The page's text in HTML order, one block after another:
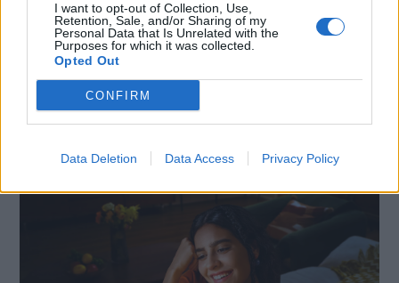
I want to opt-out of Collection, Use,
Retention, Sale, and/or Sharing of my
Personal Data that Is Unrelated with the
Purposes for which it was collected.
Opted Out
CONFIRM
Data Deletion Data Access Privacy Policy
SMARTPHONE E NON SOLO: TECNOGAZZETTA
XIAOMI PRESENTA I NUOVI REDMI 17 SERIES,
FOCUS SU AUTONOMIA E INTRATTENIMENTO